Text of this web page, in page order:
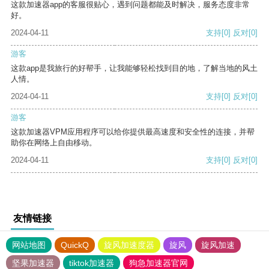
这款加速器app的客服很贴心，遇到问题都能及时解决，服务态度非常
好。
2024-04-11
支持[0] 反对[0]
游客
这款app是我旅行的好帮手，让我能够轻松找到目的地，了解当地的风土
人情。
2024-04-11
支持[0] 反对[0]
游客
这款加速器VPM应用程序可以给你提供最高速度和安全性的连接，并帮
助你在网络上自由移动。
2024-04-11
支持[0] 反对[0]
友情链接
网站地图 QuickQ 旋风加速度器 旋风
旋风加速
坚果加速器
tiktok加速器 狗急加速器官网